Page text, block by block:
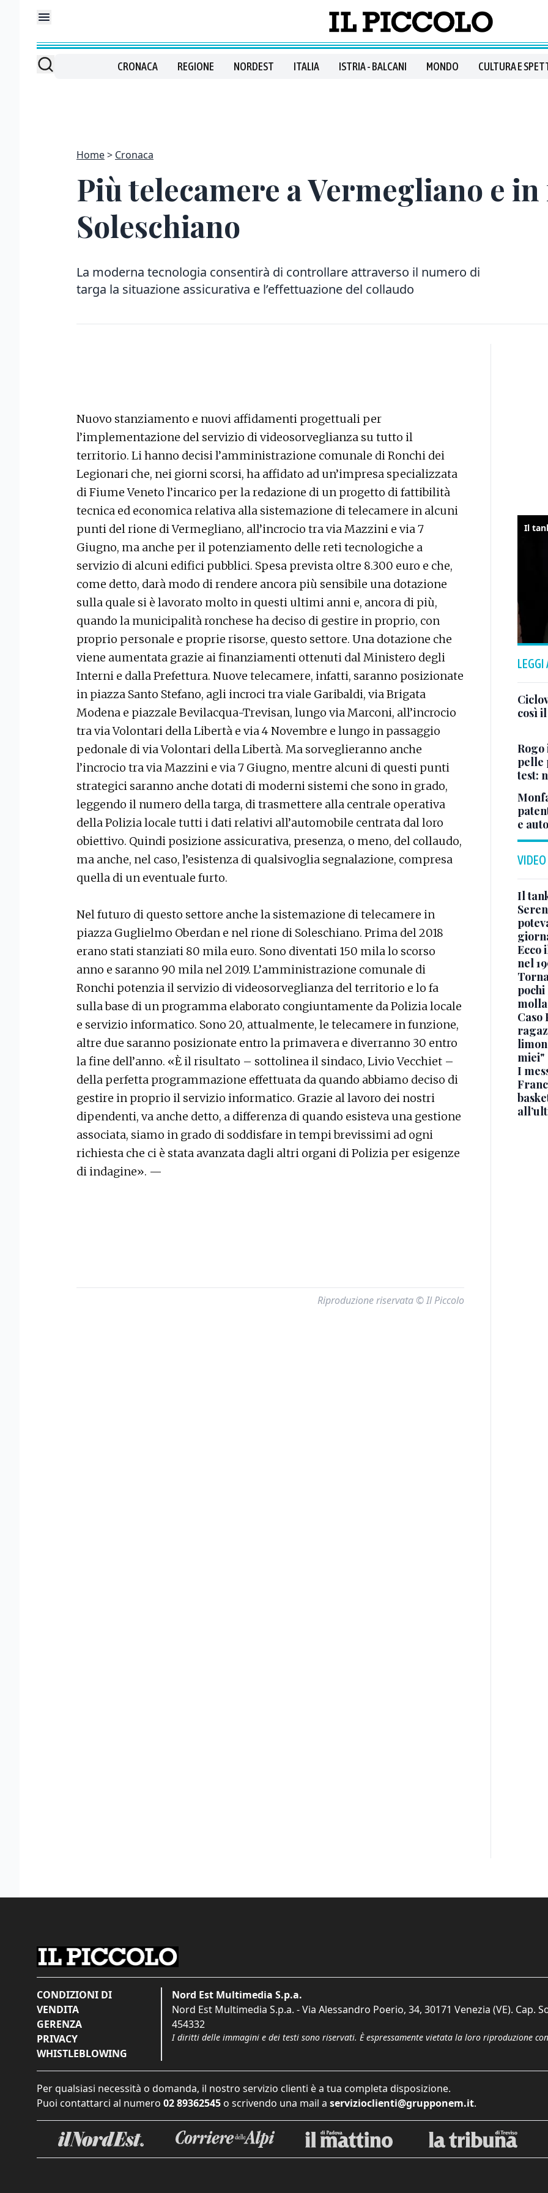
CRONACA REGIONE NORDEST ITALIA ISTRIA - BALCANI MONDO CULTURA E
Home Cronaca
Più telecamere a Vermegliano e
Soleschiano
La moderna tecnologia consentirà di controllare attraverso il numero di
targa la situazione assicurativa e l’effettuazione del collaudo
Nuovo stanziamento e nuovi affidamenti progettuali per
l’implementazione del servizio di videosorveglianza su tutto il
territorio. Li hanno decisi l’amministrazione comunale di Ronchi dei
Legionari che, nei giorni scorsi, ha affidato ad un’impresa specializzata
di Fiume Veneto l’incarico per la redazione di un progetto di fattibilità
tecnica ed economica relativa alla sistemazione di telecamere in alcuni
punti del rione di Vermegliano, all’incrocio tra via Mazzini e via 7
Giugno, ma anche per il potenziamento delle reti tecnologiche a
servizio di alcuni edifici pubblici. Spesa prevista oltre 8.300 euro e che,
come detto, darà modo di rendere ancora più sensibile una dotazione
sulla quale si è lavorato molto in questi ultimi anni e, ancora di più,
quando la municipalità ronchese ha deciso di gestire in proprio, con
proprio personale e proprie risorse, questo settore. Una dotazione che
viene aumentata grazie ai finanziamenti ottenuti dal Ministero degli
Interni e dalla Prefettura. Nuove telecamere, infatti, saranno posizionate
in piazza Santo Stefano, agli incroci tra viale Garibaldi, via Brigata
Modena e piazzale Bevilacqua-Trevisan, lungo via Marconi, all’incrocio
tra via Volontari della Libertà e via 4 Novembre e lungo in passaggio
pedonale di via Volontari della Libertà. Ma sorveglieranno anche
l’incrocio tra via Mazzini e via 7 Giugno, mentre alcuni di questi punti
strategici saranno anche dotati di moderni sistemi che sono in grado,
leggendo il numero della targa, di trasmettere alla centrale operativa
della Polizia locale tutti i dati relativi all’automobile centrata dal loro
obiettivo. Quindi posizione assicurativa, presenza, o meno, del collaudo,
ma anche, nel caso, l’esistenza di qualsivoglia segnalazione, compresa
quella di un eventuale furto.
Nel futuro di questo settore anche la sistemazione di telecamere in
piazza Guglielmo Oberdan e nel rione di Soleschiano. Prima del 2018
erano stati stanziati 80 mila euro. Sono diventati 150 mila lo scorso
anno e saranno 90 mila nel 2019. L’amministrazione comunale di
Ronchi potenzia il servizio di videosorveglianza del territorio e lo fa
sulla base di un programma elaborato congiuntamente da Polizia locale
e servizio informatico. Sono 20, attualmente, le telecamere in funzione,
altre due saranno posizionate entro la primavera e diverranno 30 entro
la fine dell’anno. «È il risultato – sottolinea il sindaco, Livio Vecchiet –
della perfetta programmazione effettuata da quando abbiamo deciso di
gestire in proprio il servizio informatico. Grazie al lavoro dei nostri
dipendenti, va anche detto, a differenza di quando esisteva una gestione
associata, siamo in grado di soddisfare in tempi brevissimi ad ogni
richiesta che ci è stata avanzata dagli altri organi di Polizia per esigenze
di indagine». —
Riproduzione riservata © Il Piccolo
LEGGI
così
Rogo
pelle
test:
e
VIDEO
Il
Ecco
nel
molla
Caso
miei"
I
CONDIZIONI DI
VENDITA
GERENZA
PRIVACY
WHISTLEBLOWING
Nord Est Multimedia S.p.a.
Nord Est Multimedia S.p.a. - Via Alessandro Poerio, 34, 30171 Venezia (VE). Cap.
454332
I diritti delle immagini e dei testi sono riservati. È espressamente vietata la loro riproduzione
Per qualsiasi necessità o domanda, il nostro servizio clienti è a tua completa disposizione.
Puoi contattarci al numero 02 89362545 o scrivendo una mail a servizioclienti@grupponem.it.